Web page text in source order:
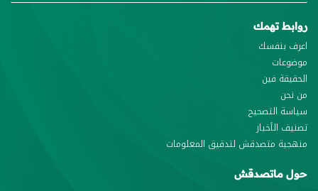
روابط تهمك
اعرف بنفسك
موضوعات
الحقيقة فين
من نحن
سياسة التصحيح
تصنيف الأخبار
منهجية متصدقش لتدقيق المعلومات
حول ماتصدقش